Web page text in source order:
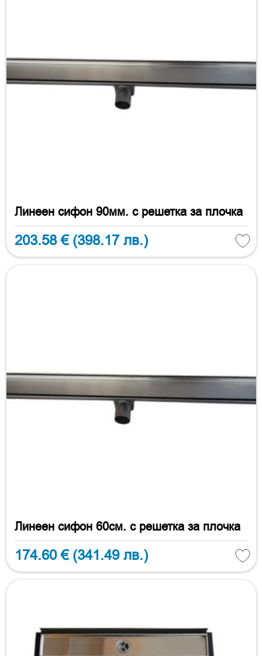
Линеен сифон 90мм. с решетка за плочка
203.58 € (398.17 лв.)
Линеен сифон 60см. с решетка за плочка
174.60 € (341.49 лв.)